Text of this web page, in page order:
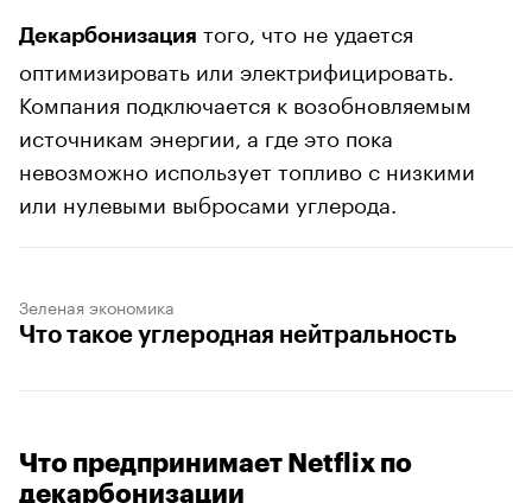
Декарбонизация того, что не удается
оптимизировать или электрифицировать.
Компания подключается к возобновляемым
источникам энергии, а где это пока
невозможно использует топливо с низкими
или нулевыми выбросами углерода.
Зеленая экономика
Что такое углеродная нейтральность
Что предпринимает Netflix по
декарбонизации